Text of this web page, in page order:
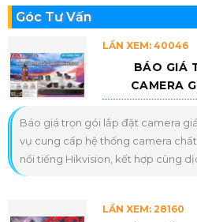
Góc Tư Vấn
LẦN XEM: 40046
BÁO GIÁ
CAMERA
Báo giá trọn gói lắp đặt camera
vụ cung cấp hệ thống camera
nổi tiếng Hikvision, kết hợp cùng
LẦN XEM: 28160